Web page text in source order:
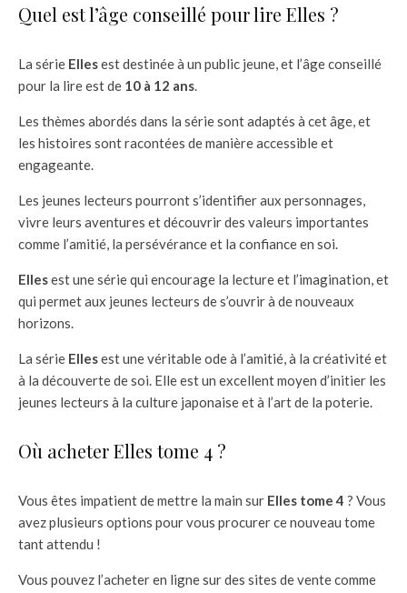
Quel est l’âge conseillé pour lire Elles ?
La série Ellesest destinée à un public jeune, et l’âge conseillé
pour la lire est de 10 à 12 ans.
Les thèmes abordés dans la série sont adaptés à cet âge, et
les histoires sont racontées de manière accessible et
engageante.
Les jeunes lecteurs pourront s’identifier aux personnages,
vivre leurs aventures et découvrir des valeurs importantes
comme l’amitié, la persévérance et la confiance en soi.
Ellesest une série qui encourage la lecture et l’imagination, et
qui permet aux jeunes lecteurs de s’ouvrir à de nouveaux
horizons.
La série Ellesest une véritable ode à l’amitié, à la créativité et
à la découverte de soi. Elle est un excellent moyen d’initier les
jeunes lecteurs à la culture japonaise et à l’art de la poterie.
Où acheter Elles tome 4 ?
Vous êtes impatient de mettre la main sur Elles tome 4 ? Vous
avez plusieurs options pour vous procurer ce nouveau tome
tant attendu !
Vous pouvez l’acheter en ligne sur des sites de vente comme